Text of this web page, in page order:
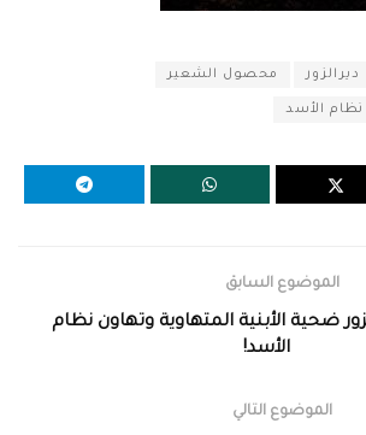
ديرالزور محصول الشعير
نظام الأسد
الموضوع السابق
ضحية الأبنية المتهاوية وتهاون نظام
الأسد!
الموضوع التالي